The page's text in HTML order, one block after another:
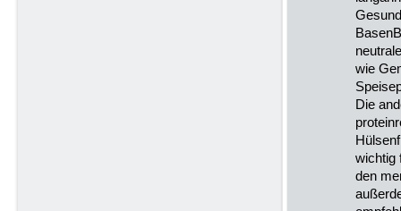
wie
Die
wichtig
den